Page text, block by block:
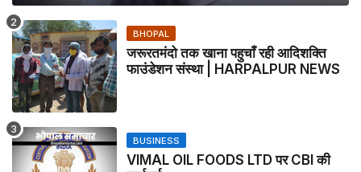
BHOPAL
जरूरतमंदो तक खाना पहुचाँ रही आदिशक्ति
फाउंडेशन संस्था | HARPALPUR NEWS
BUSINESS
VIMAL OIL FOODS LTD पर CBI की